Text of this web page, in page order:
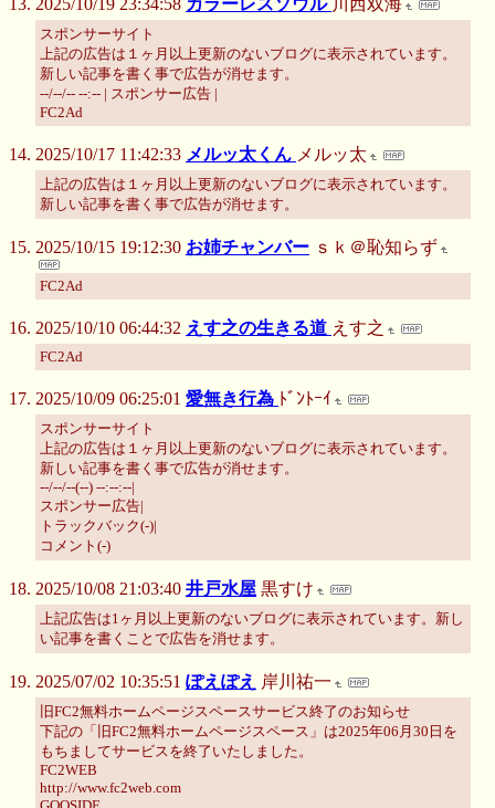
スポンサーサイト
上記の広告は１ヶ月以上更新のないブログに表示されています。
新しい記事を書く事で広告が消せます。
--/--/-- --:-- | スポンサー広告 |
FC2Ad
2025/10/17 11:42:33 メルッ太くん メルッ太
上記の広告は１ヶ月以上更新のないブログに表示されています。
新しい記事を書く事で広告が消せます。
2025/10/15 19:12:30 お姉チャンバー ｓｋ＠恥知らず
FC2Ad
2025/10/10 06:44:32 えす之の生きる道 えす之
FC2Ad
2025/10/09 06:25:01 愛無き行為 ﾄﾞﾝﾄｰｲ
スポンサーサイト
上記の広告は１ヶ月以上更新のないブログに表示されています。
新しい記事を書く事で広告が消せます。
--/--/--(--) --:--:--|
スポンサー広告|
トラックバック(-)|
コメント(-)
2025/10/08 21:03:40 井戸水屋 黒すけ
上記広告は1ヶ月以上更新のないブログに表示されています。新し
い記事を書くことで広告を消せます。
2025/07/02 10:35:51 ぽえぽえ 岸川祐一
旧FC2無料ホームページスペースサービス終了のお知らせ
下記の「旧FC2無料ホームページスペース」は2025年06月30日を
もちましてサービスを終了いたしました。
FC2WEB
http://www.fc2web.com